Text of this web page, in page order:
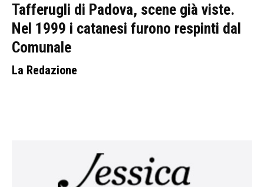
Tafferugli di Padova, scene già viste.
Nel 1999 i catanesi furono respinti dal
Comunale
La Redazione